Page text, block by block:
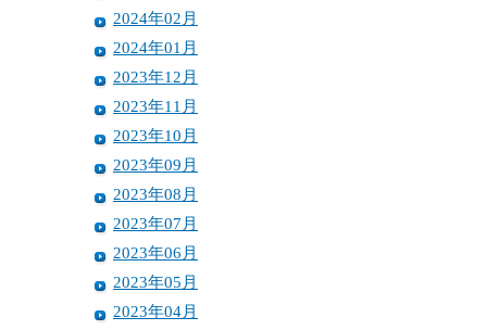
2024年02月
2024年01月
2023年12月
2023年11月
2023年10月
2023年09月
2023年08月
2023年07月
2023年06月
2023年05月
2023年04月